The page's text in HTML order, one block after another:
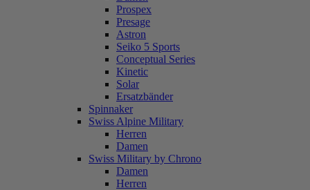
Prospex
Presage
Astron
Seiko 5 Sports
Conceptual Series
Kinetic
Solar
Ersatzbänder
Spinnaker
Swiss Alpine Military
Herren
Damen
Swiss Military by Chrono
Damen
Herren